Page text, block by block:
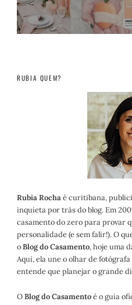
RUBIA QUEM?
Rubia Rochaé curitibana,
inquieta por trás do blog. Em
casamento do zero para provar
personalidade (e sem falir!). O
oBlog do Casamento, hoje uma
Aqui, ela une o olhar de
entende que planejar o grande
OBlog do Casamentoé o guia